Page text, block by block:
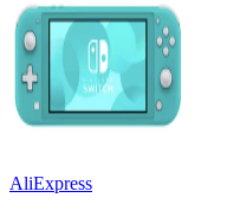
AliExpress